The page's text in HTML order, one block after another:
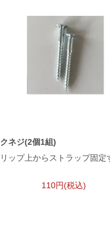
ネジ(2個1組)
ップ上からストラップ固定
110円(税込)